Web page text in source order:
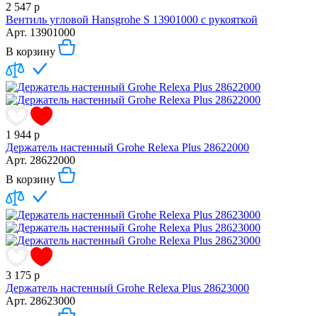
2 547 р
Вентиль угловой Hansgrohe S 13901000 с рукояткой
Арт. 13901000
В корзину
1 944 р
Держатель настенный Grohe Relexa Plus 28622000
Арт. 28622000
В корзину
3 175 р
Держатель настенный Grohe Relexa Plus 28623000
Арт. 28623000